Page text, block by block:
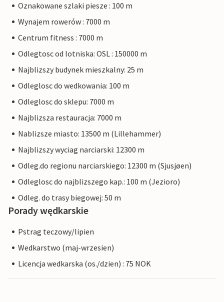
Oznakowane szlaki piesze : 100 m
Wynajem rowerów : 7000 m
Centrum fitness : 7000 m
Odlegtosc od lotniska: OSL : 150000 m
Najblizszy budynek mieszkalny: 25 m
Odleglosc do wedkowania: 100 m
Odleglosc do sklepu: 7000 m
Najblizsza restauracja: 7000 m
Nablizsze miasto: 13500 m (Lillehammer)
Najblizszy wyciag narciarski: 12300 m
Odleg.do regionu narciarskiego: 12300 m (Sjusjøen)
Odleglosc do najblizszego kap.: 100 m (Jezioro)
Odleg. do trasy biegowej: 50 m
Porady wędkarskie
Pstrag teczowy/lipien
Wedkarstwo (maj-wrzesien)
Licencja wedkarska (os./dzien) : 75 NOK